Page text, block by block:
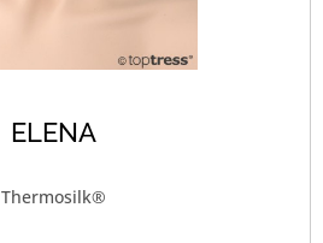
ELENA
Thermosilk®